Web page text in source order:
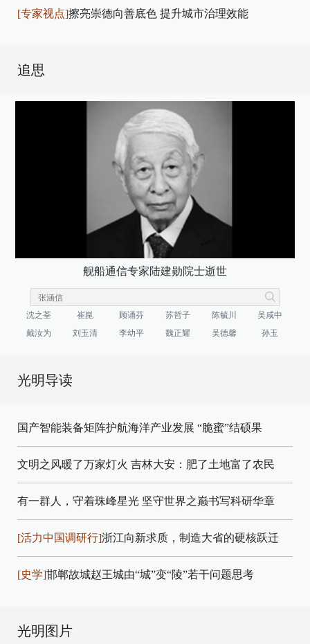
[专家视点]擦亮崇德向善底色 提升城市治理效能
追思
舰船通信专家陆建勋院士逝世
沈之荃 崔崑 顾诵芬 苏哲子 陈毓川
吴咸中
戴汝为
刘玉清 李幼平 魏正耀 吴德馨 孙玉
光明导读
国产智能装备矩阵护航海洋产业发展 “脆蜜”结硕果
文明之风暖了万家灯火 吉林大安：肥了土地富了农民
有一群人，守着珠峰星光 坚守世界之巅书写科研华章
[活力中国调研行]浙江向新求质，制造大省的硬核跃迁
[史学]邯郸故城赵王城由“城”变“陵”若干问题思考
光明图片